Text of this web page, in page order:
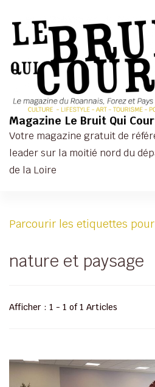
Magazine Le Bruit Qui
Votre magazine gratuit de
leader sur la moitié nord du
de la Loire
Parcourir les etiquettes pour
nature et paysage
Afficher : 1 - 1 of 1 Articles